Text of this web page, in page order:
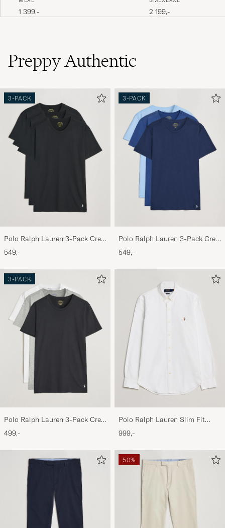
Stripe Shirt Blue
1 399,-
Green
2 199,-
Preppy Authentic
3-PACK
Polo Ralph Lauren 3-Pack Crew
Neck T-Shirt Black
549,-
3-PACK
Polo Ralph Lauren 3-Pack Crew
Neck T-Shirt Navy/Light
Navy/Elite Blue
549,-
3-PACK
Polo Ralph Lauren 3-Pack Crew
Neck T-Shirt
White/Black/Andover Heather
499,-
Polo Ralph Lauren Slim Fit
Shirt Oxford White
999,-
50%